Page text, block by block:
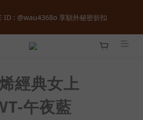
累積會員等級最高享正價  ８  折起
ID : @wau4368o 享額外秘密折扣
即享免運 ‧ 首次加入會員立即獲得  ＄１
經典女上
午夜藍